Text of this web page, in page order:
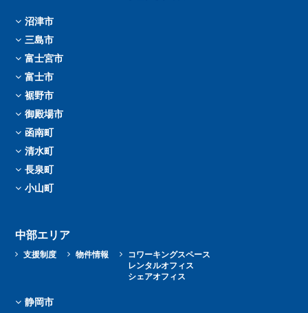
沼津市
三島市
富士宮市
富士市
裾野市
御殿場市
函南町
清水町
長泉町
小山町
中部エリア
支援制度 物件情報
コワーキングスペース
レンタルオフィス
シェアオフィス
静岡市